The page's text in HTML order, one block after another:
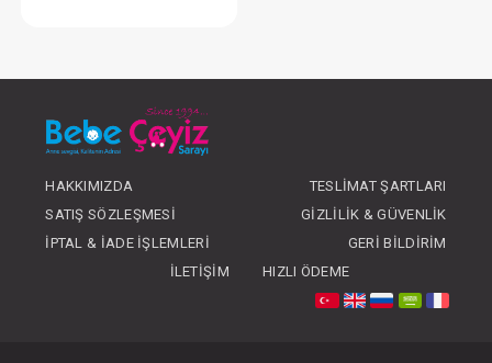
OLUNUZ
HAKKIMIZDA
TESLIMAT ŞARTLARI
SATIŞ SÖZLEŞMESI
GIZLILIK & GÜVENLIK
İPTAL & İADE İŞLEMLERI
GERI BILDIRIM
İLETIŞIM
HIZLI ÖDEME